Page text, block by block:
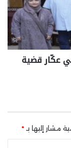
عكّار قضية
مشار إليها بـ*